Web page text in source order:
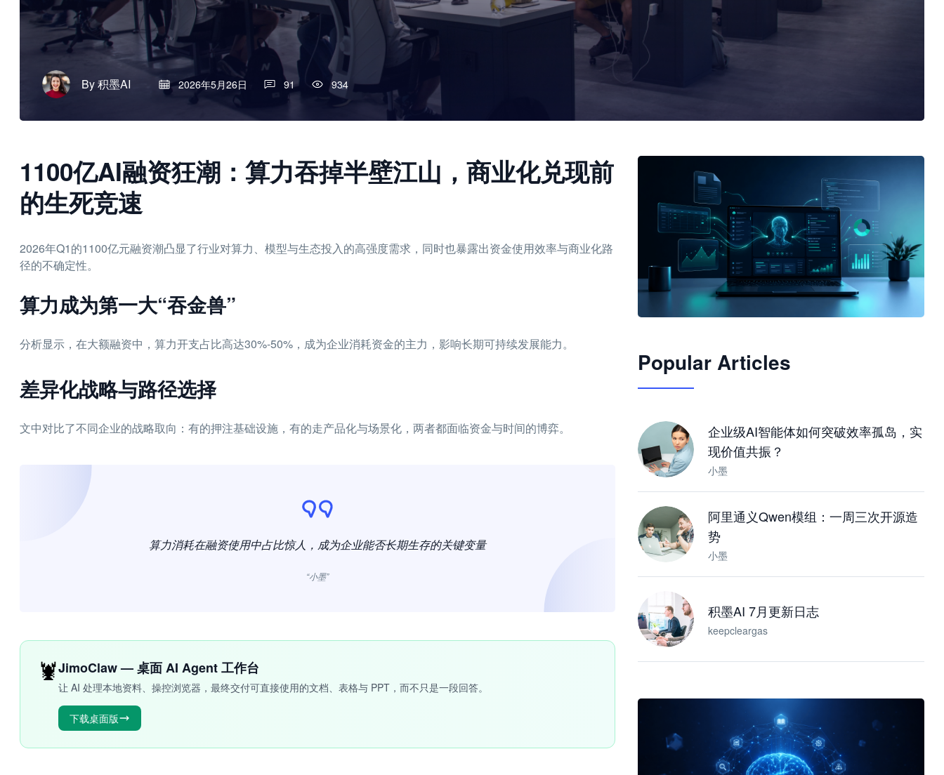
By积墨AI 2026年5月26日 91 934
1100亿AI融资狂潮：算力吞掉半壁江山，商业化兑现前
的生死竞速
2026年Q1的1100亿元融资潮凸显了行业对算力、模型与生态投入的高强度需求，同时也暴露出资金使用效率与商业化路
径的不确定性。
算力成为第一大“吞金兽”
分析显示，在大额融资中，算力开支占比高达30%-50%，成为企业消耗资金的主力，影响长期可持续发展能力。
差异化战略与路径选择
文中对比了不同企业的战略取向：有的押注基础设施，有的走产品化与场景化，两者都面临资金与时间的博弈。
算力消耗在融资使用中占比惊人，成为企业能否长期生存的关键变量
“小墨”
🦞JimoClaw — 桌面 AI Agent 工作台
让 AI 处理本地资料、操控浏览器，最终交付可直接使用的文档、表格与 PPT，而不只是一段回答。
下载桌面版
JimoClaw 桌面 AI Agent 工作台
Popular Articles
企业级AI智能体如何突破效率孤岛，实
现价值共振？
小墨
阿里通义Qwen模组：一周三次开源造
势
小墨
积墨AI 7月更新日志
keepcleargas